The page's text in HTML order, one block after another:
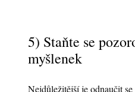
5) Staňte se
myšlenek
Nejdůležitější je odnaučit